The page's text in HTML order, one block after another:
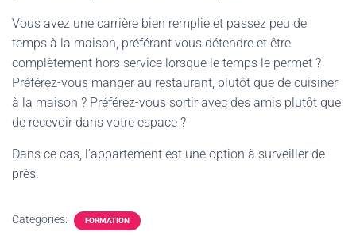
Vous avez une carrière bien remplie et passez peu de
temps à la maison, préférant vous détendre et être
complètement hors service lorsque le temps le permet ?
Préférez-vous manger au restaurant, plutôt que de cuisiner
à la maison ? Préférez-vous sortir avec des amis plutôt que
de recevoir dans votre espace ?
Dans ce cas, l’appartement est une option à surveiller de
près.
Categories: FORMATION